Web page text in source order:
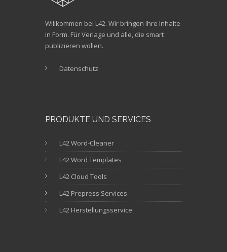
Willkommen bei L42. Wir bringen Ihre Inhalte
in Form. Für Verlage und alle, die smart
publizieren wollen.
Datenschutz
PRODUKTE UND SERVICES
L42 Word-Cleaner
L42 Word Templates
L42 Cloud Tools
L42 Prepress Services
L42 Herstellungsservice